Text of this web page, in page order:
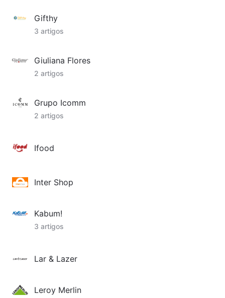
Gifthy
3 artigos
Giuliana Flores
2 artigos
Grupo Icomm
2 artigos
Ifood
Inter Shop
Kabum!
3 artigos
Lar & Lazer
Leroy Merlin